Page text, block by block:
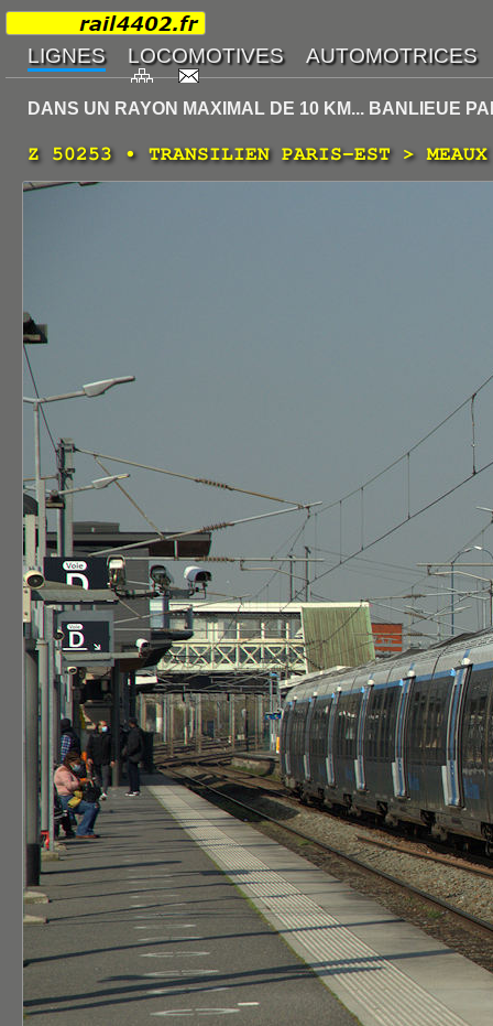
DANS UN RAYON MAXIMAL DE 10 KM... BANLIEUE
Z 50253 • TRANSILIEN PARIS-EST > MEAUX